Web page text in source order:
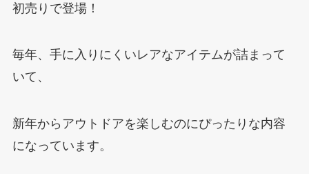
初売りで登場！
毎年、手に入りにくいレアなアイテムが詰まって
いて、
新年からアウトドアを楽しむのにぴったりな内容
になっています。